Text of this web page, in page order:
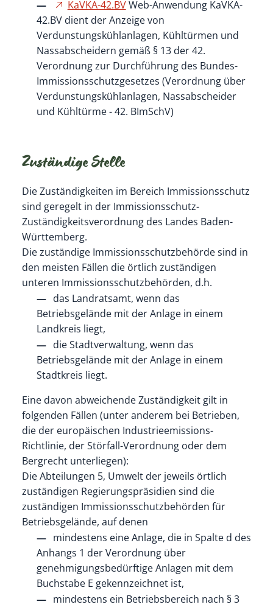
KaVKA-42.BVWeb-Anwendung KaVKA-
42.BV dient der Anzeige von
Verdunstungskühlanlagen, Kühltürmen und
Nassabscheidern gemäß § 13 der 42.
Verordnung zur Durchführung des Bundes-
Immissionsschutzgesetzes (Verordnung über
Verdunstungskühlanlagen, Nassabscheider
und Kühltürme - 42. BImSchV)
Zuständige Stelle
Die Zuständigkeiten im Bereich Immissionsschutz
sind geregelt in der Immissionsschutz-
Zuständigkeitsverordnung des Landes Baden-
Württemberg.
Die zuständige Immissionsschutzbehörde sind in
den meisten Fällen die örtlich zuständigen
unteren Immissionsschutzbehörden, d.h.
das Landratsamt, wenn das
Betriebsgelände mit der Anlage in einem
Landkreis liegt,
die Stadtverwaltung, wenn das
Betriebsgelände mit der Anlage in einem
Stadtkreis liegt.
Eine davon abweichende Zuständigkeit gilt in
folgenden Fällen (unter anderem bei Betrieben,
die der europäischen Industrieemissions-
Richtlinie, der Störfall-Verordnung oder dem
Bergrecht unterliegen):
Die Abteilungen 5, Umwelt der jeweils örtlich
zuständigen Regierungspräsidien sind die
zuständigen Immissionsschutzbehörden für
Betriebsgelände, auf denen
mindestens eine Anlage, die in Spalte d des
Anhangs 1 der Verordnung über
genehmigungsbedürftige Anlagen mit dem
Buchstabe E gekennzeichnet ist,
mindestens ein Betriebsbereich nach § 3